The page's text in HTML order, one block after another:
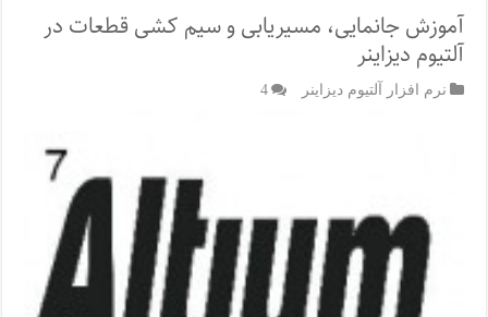
آموزش جانمایی، مسیریابی و سیم کشی قطعات در
آلتیوم دیزاینر
نرم افزار آلتیوم دیزاینر 4